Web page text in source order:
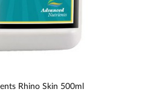
Rhino Skin 500ml